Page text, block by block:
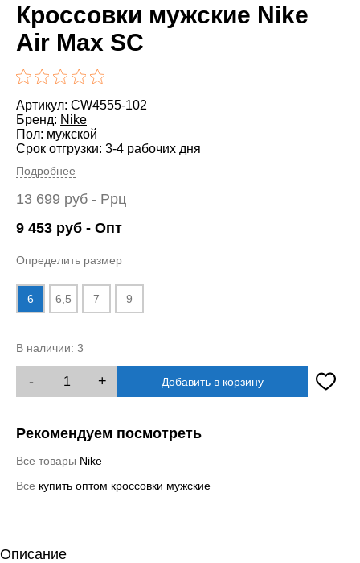
Кроссовки мужские Nike
Air Max SC
Артикул: CW4555-102
Бренд: Nike
Пол: мужской
Срок отгрузки: 3-4 рабочих дня
Подробнее
13 699 руб - Ррц
9 453 руб - Опт
Определить размер
6 6,5 7 9
В наличии: 3
- + Добавить в корзину
Рекомендуем посмотреть
Все товары Nike
Все купить оптом кроссовки мужские
Описание